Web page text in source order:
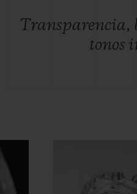
Transparencia,
tonos